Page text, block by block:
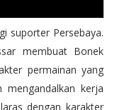
suporter Persebaya.
membuat Bonek
permainan yang
kerja
dengan karakter